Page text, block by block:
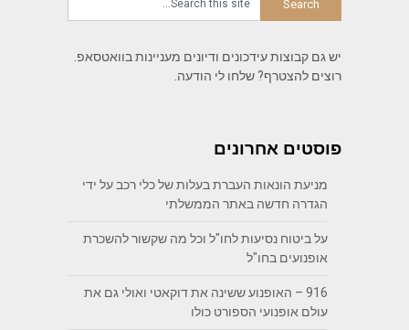
יש גם קבוצות עידכונים ודיונים מעניינות בוואטסאפ.
רוצים להצטרף? שלחו לי הודעה.
פוסטים אחרונים
מניעת הונאות העברת בעלות של כלי רכב על ידי
הגדרה חדשה באתר הממשלתי
על ביטוח נסיעות לחו"ל וכל מה שקשור להשכרת
אופנועים בחו"ל
916 – האופנוע ששינה את דוקאטי ואולי גם את
עולם אופנועי הספורט כולו